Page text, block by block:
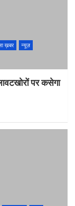
ख़बर
न्यूज़
पर कसेगा